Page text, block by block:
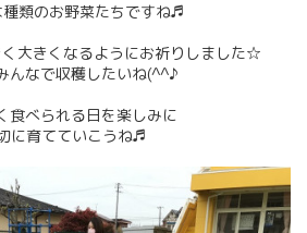
種類のお野菜たちですね♬
大きくなるようにお祈りしました☆
んなで収穫したいね(^^♪
食べられる日を楽しみに
に育てていこうね♬